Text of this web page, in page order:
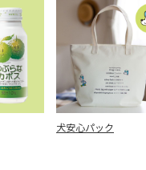
犬安心パック